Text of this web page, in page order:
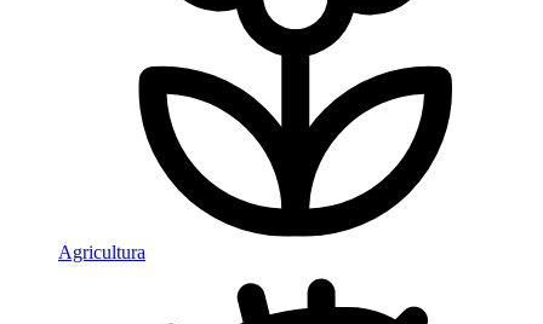
Agricultura